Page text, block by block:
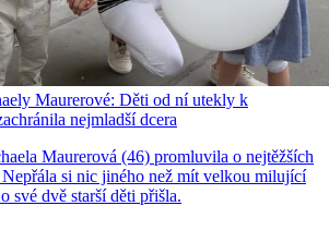
Maurerové: Děti od ní utekly k
nejmladší dcera
Maurerová (46) promluvila o nejtěžších
si nic jiného než mít velkou milující
své dvě starší děti přišla.